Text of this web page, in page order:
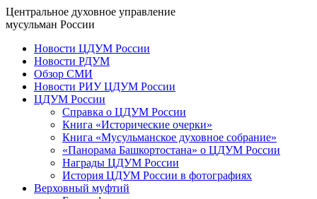
Центральное духовное управление
мусульман России
Новости ЦДУМ России
Новости РДУМ
Обзор СМИ
Новости РИУ ЦДУМ России
ЦДУМ России
Справка о ЦДУМ России
Книга «Исторические очерки»
Книга «Мусульманское духовное собрание»
«Панорама Башкортостана» о ЦДУМ России
Награды ЦДУМ России
История ЦДУМ России в фотографиях
Верховный муфтий